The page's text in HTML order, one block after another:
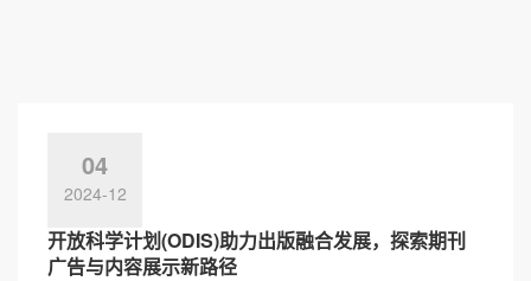
04
2024-12
开放科学计划(ODIS)助力出版融合发展，探索期刊
广告与内容展示新路径